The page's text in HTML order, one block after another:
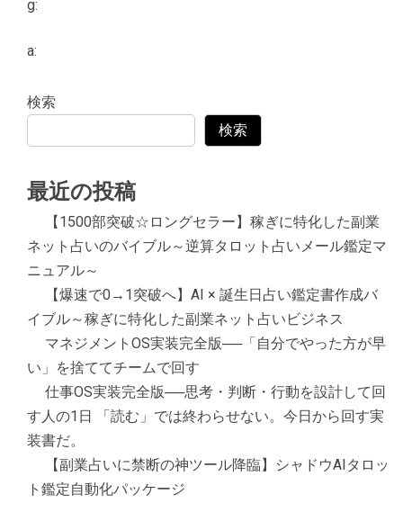
g:
a:
検索
検索
最近の投稿
【1500部突破☆ロングセラー】稼ぎに特化した副業
ネット占いのバイブル～逆算タロット占いメール鑑定マ
ニュアル～
【爆速で0→1突破へ】AI × 誕生日占い鑑定書作成バ
イブル～稼ぎに特化した副業ネット占いビジネス
マネジメントOS実装完全版──「自分でやった方が早
い」を捨ててチームで回す
仕事OS実装完全版──思考・判断・行動を設計して回
す人の1日 「読む」では終わらせない。今日から回す実
装書だ。
【副業占いに禁断の神ツール降臨】シャドウAIタロッ
ト鑑定自動化パッケージ